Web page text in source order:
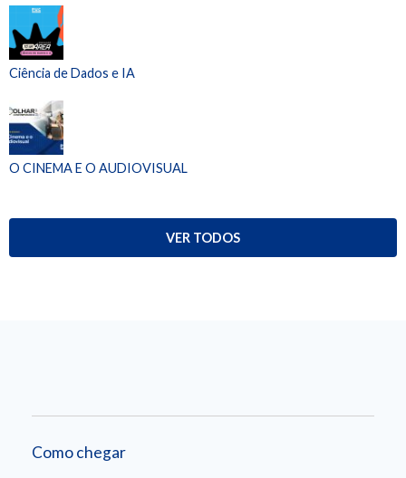
Ciência de Dados e IA
O CINEMA E O AUDIOVISUAL
VER TODOS
Como chegar